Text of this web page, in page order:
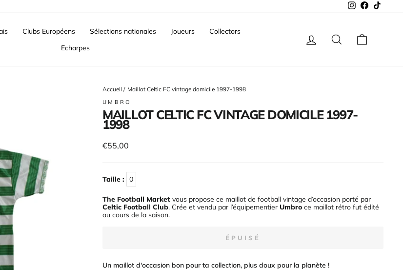
InstagramFacebook
Clubs Européens Sélections nationales Joueurs
Collectors
Echarpes
Se connecterRechercher
Accueil / Maillot Celtic FC vintage domicile 1997-1998
UMBRO
MAILLOT CELTIC FC VINTAGE DOMICILE 1997-
1998
Prix
€55,00
Taille : 0
The Football Market vous propose ce maillot de football vintage d’occasion porté par
Celtic Football Club. Crée et vendu par l’équipementier Umbro ce maillot rétro fut édité
au cours de la saison.
ÉPUISÉ
Un maillot d'occasion bon pour ta collection, plus doux pour la planète !